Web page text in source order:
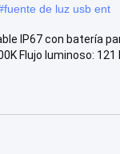
fuente de luz usb ent
IP67 con batería
Flujo luminoso: 121